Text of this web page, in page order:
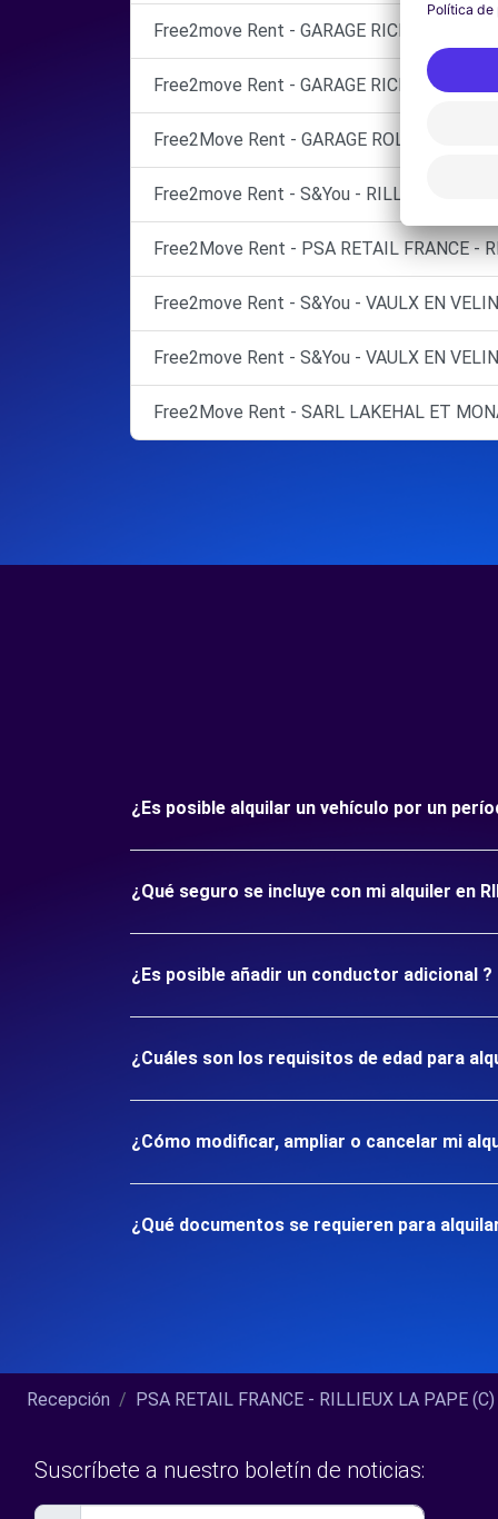
Free2move Rent - GARAGE RICHARD
Free2move Rent - GARAGE RICHARD
Free2Move Rent - GARAGE ROLLET -
Free2move Rent - S&You - RILLIEUX LA
Free2Move Rent - PSA RETAIL FRANCE -
Free2move Rent - S&You - VAULX EN
Free2move Rent - S&You - VAULX EN
Free2Move Rent - SARL LAKEHAL ET
¿Es posible alquilar un vehículo por un
¿Qué seguro se incluye con mi alquiler en
¿Es posible añadir un conductor adicional ?
¿Cuáles son los requisitos de edad para
¿Cómo modificar, ampliar o cancelar mi
¿Qué documentos se requieren para
Recepción PSA RETAIL FRANCE - RILLIEUX LA PAPE
Suscríbete a nuestro boletín de noticias: